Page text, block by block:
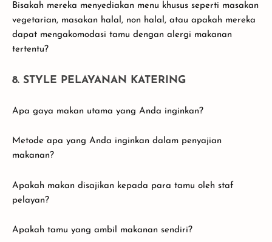
Bisakah mereka menyediakan menu khusus seperti masakan
vegetarian, masakan halal, non halal, atau apakah mereka
dapat mengakomodasi tamu dengan alergi makanan
tertentu?
8. STYLE PELAYANAN KATERING
Apa gaya makan utama yang Anda inginkan?
Metode apa yang Anda inginkan dalam penyajian
makanan?
Apakah makan disajikan kepada para tamu oleh staf
pelayan?
Apakah tamu yang ambil makanan sendiri?